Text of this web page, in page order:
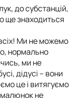
до субстанцій,
ще знаходиться
Ми не можемо
нормально
ми не
дідусі – вони
це і витягуємо
малюнок не